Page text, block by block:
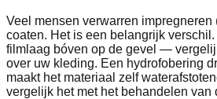
Veel mensen verwarren impregneren
coaten. Het is een belangrijk
filmlaag bóven op de gevel —
over uw kleding. Een hydrofobering
maakt het materiaal zelf
vergelijk het met het behandelen van